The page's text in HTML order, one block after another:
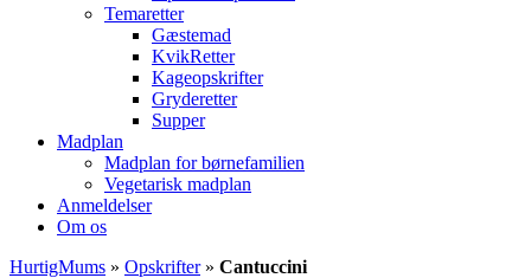
Temaretter
Gæstemad
KvikRetter
Kageopskrifter
Gryderetter
Supper
Madplan
Madplan for børnefamilien
Vegetarisk madplan
Anmeldelser
Om os
HurtigMums » Opskrifter» Cantuccini